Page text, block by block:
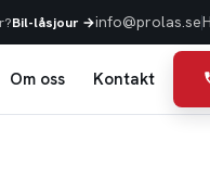
Bil-låsjour →info@prolas.se
Om oss Kontakt